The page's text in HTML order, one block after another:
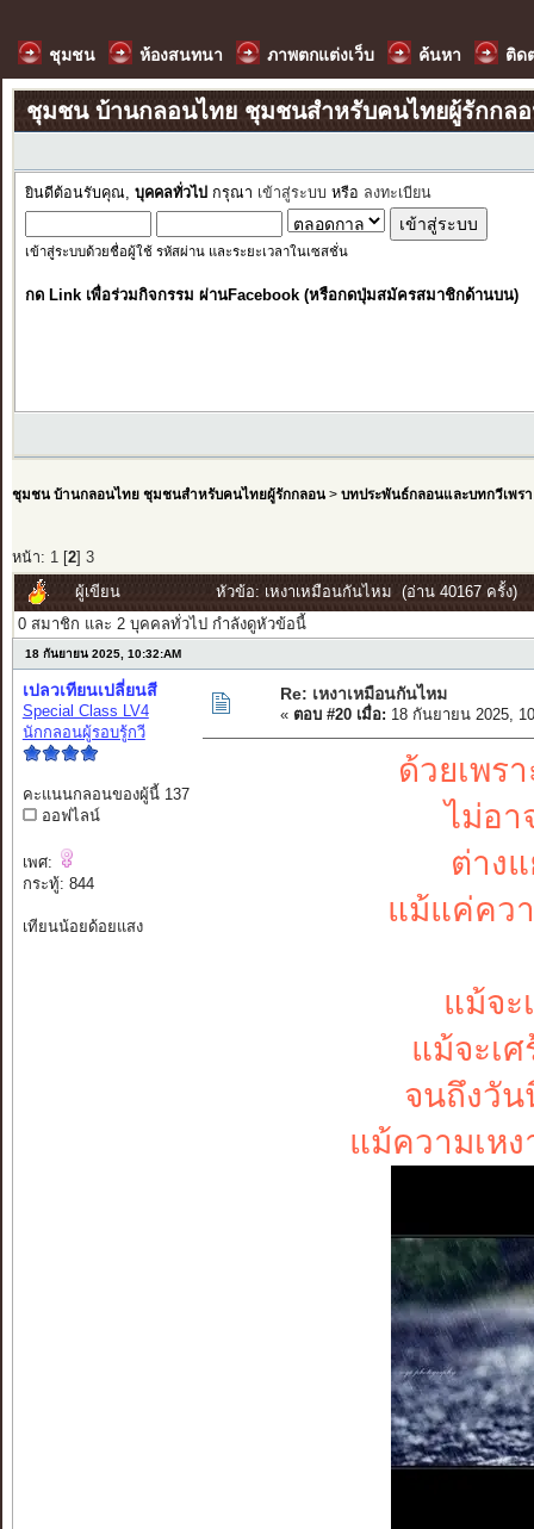
ชุมชน ห้องสนทนา ภาพตกแต่งเว็บ ค้นหา ติด
ชุมชน บ้านกลอนไทย ชุมชนสำหรับคนไทยผู้รักกล
ยินดีต้อนรับคุณ, บุคคลทั่วไป กรุณา เข้าสู่ระบบ หรือ ลงทะเบียน
เข้าสู่ระบบด้วยชื่อผู้ใช้ รหัสผ่าน และระยะเวลาในเซสชั่น
กด Link เพื่อร่วมกิจกรรม ผ่านFacebook (หรือกดปุ่มสมัครสมาชิกด้านบน)
ชุมชน บ้านกลอนไทย ชุมชนสำหรับคนไทยผู้รักกลอน> บทประพันธ์กลอนและบทกวีเพรา
หน้า: 1[ 2] 3
ผู้เขียน
หัวข้อ: เหงาเหมือนกันไหม (อ่าน 40167 ครั้ง)
0 สมาชิก และ 2 บุคคลทั่วไป กำลังดูหัวข้อนี้
18 กันยายน 2025, 10:32:AM
เปลวเทียนเปลี่ยนสี
Special Class LV4
นักกลอนผู้รอบรู้กวี
คะแนนกลอนของผู้นี้ 137
ออฟไลน์
เพศ:
กระทู้: 844
เทียนน้อยด้อยแสง
Re: เหงาเหมือนกันไหม
« ตอบ #20 เมื่อ: 18 กันยายน 2025,
ด้วยเพร
ไม่อา
ต่าง
แม้แค่คว
แม้จะ
แม้จะเ
จนถึงวัน
แม้ความเห